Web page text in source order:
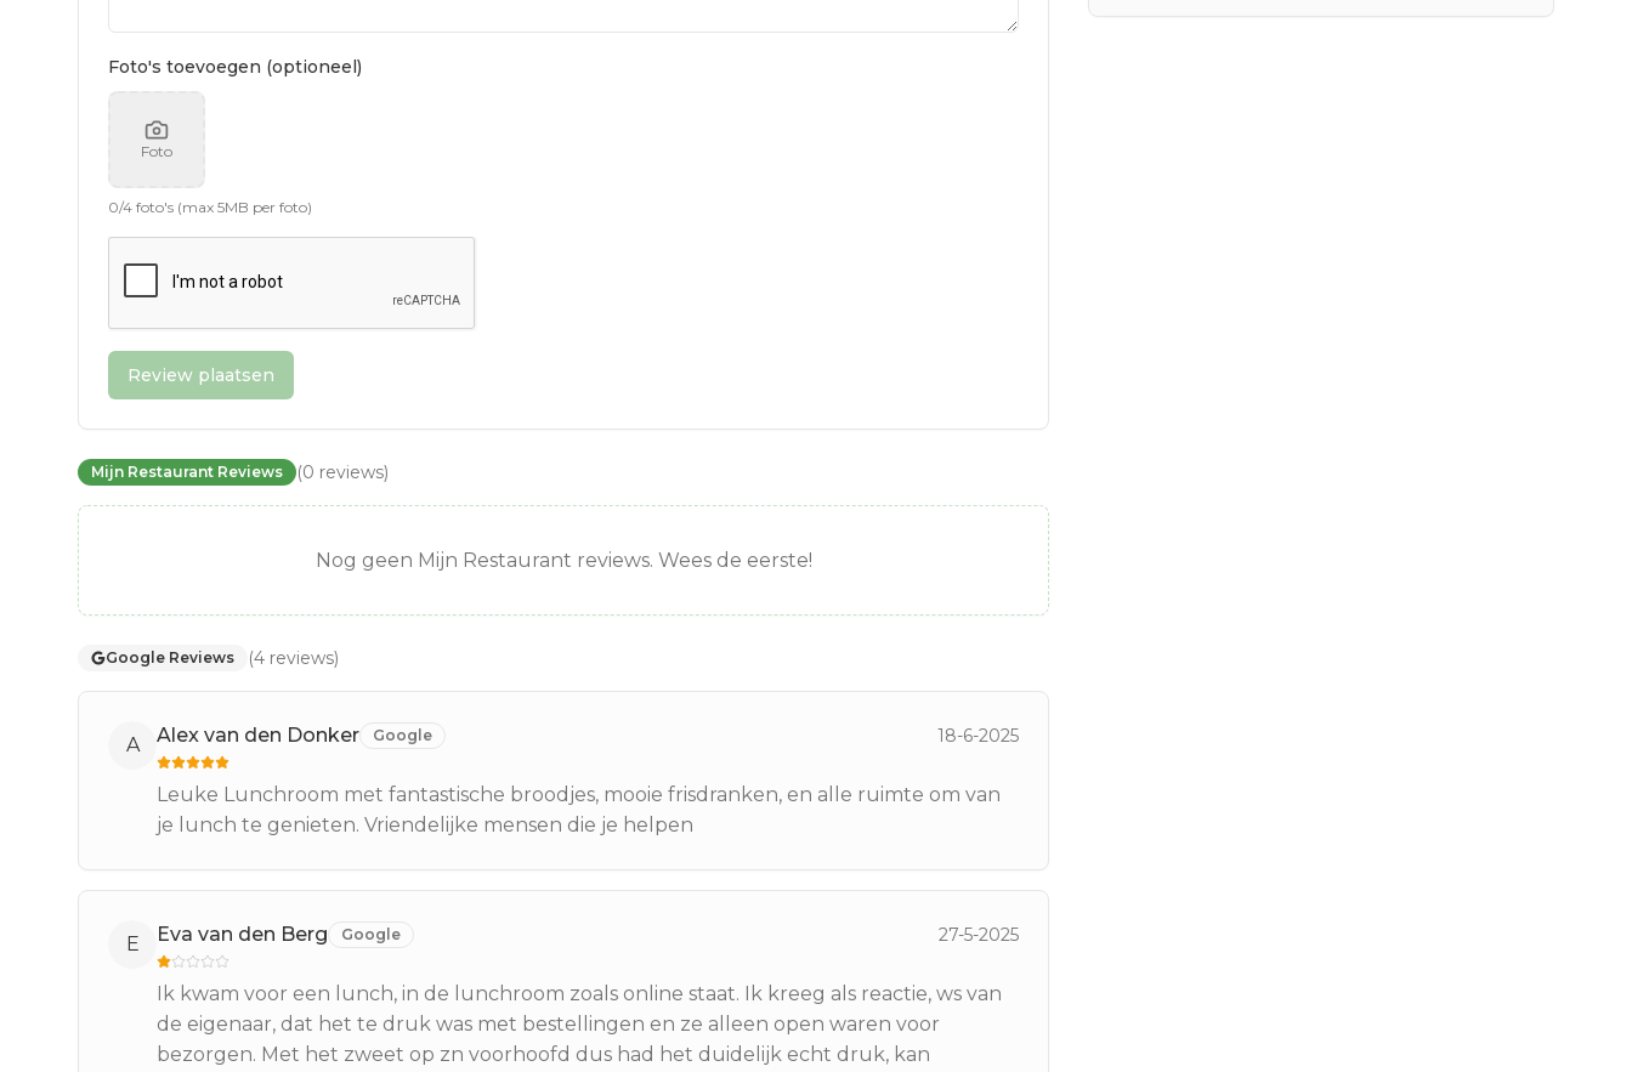
Foto's toevoegen (optioneel)
Foto
0/4 foto's (max 5MB per foto)
Review plaatsen
Mijn Restaurant Reviews (0 reviews)
Nog geen Mijn Restaurant reviews. Wees de eerste!
Google Reviews (4 reviews)
A Alex van den Donker Google 18-6-2025
Leuke Lunchroom met fantastische broodjes, mooie frisdranken, en alle ruimte om van
je lunch te genieten. Vriendelijke mensen die je helpen
E Eva van den Berg Google 27-5-2025
Ik kwam voor een lunch, in de lunchroom zoals online staat. Ik kreeg als reactie, ws van
de eigenaar, dat het te druk was met bestellingen en ze alleen open waren voor
bezorgen. Met het zweet op zn voorhoofd dus had het duidelijk echt druk, kan